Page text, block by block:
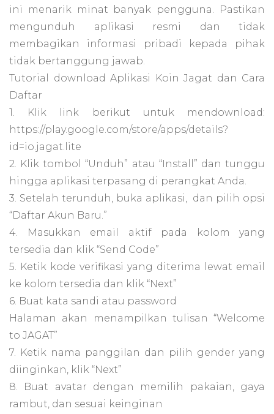
ini menarik minat banyak pengguna. Pastikan
mengunduh aplikasi resmi dan tidak
membagikan informasi pribadi kepada pihak
tidak bertanggung jawab.
Tutorial download Aplikasi Koin Jagat dan Cara
Daftar
1. Klik link berikut untuk mendownload:
https://play.google.com/store/apps/details?
id=io.jagat.lite
2. Klik tombol “Unduh” atau “Install” dan tunggu
hingga aplikasi terpasang di perangkat Anda.
3. Setelah terunduh, buka aplikasi, dan pilih opsi
“Daftar Akun Baru.”
4. Masukkan email aktif pada kolom yang
tersedia dan klik “Send Code”
5. Ketik kode verifikasi yang diterima lewat email
ke kolom tersedia dan klik “Next”
6. Buat kata sandi atau password
Halaman akan menampilkan tulisan “Welcome
to JAGAT”
7. Ketik nama panggilan dan pilih gender yang
diinginkan, klik “Next”
8. Buat avatar dengan memilih pakaian, gaya
rambut, dan sesuai keinginan